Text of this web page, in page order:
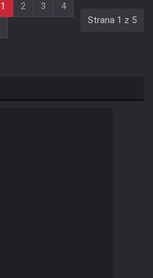
Strana 1 z 5
1 2 3
4